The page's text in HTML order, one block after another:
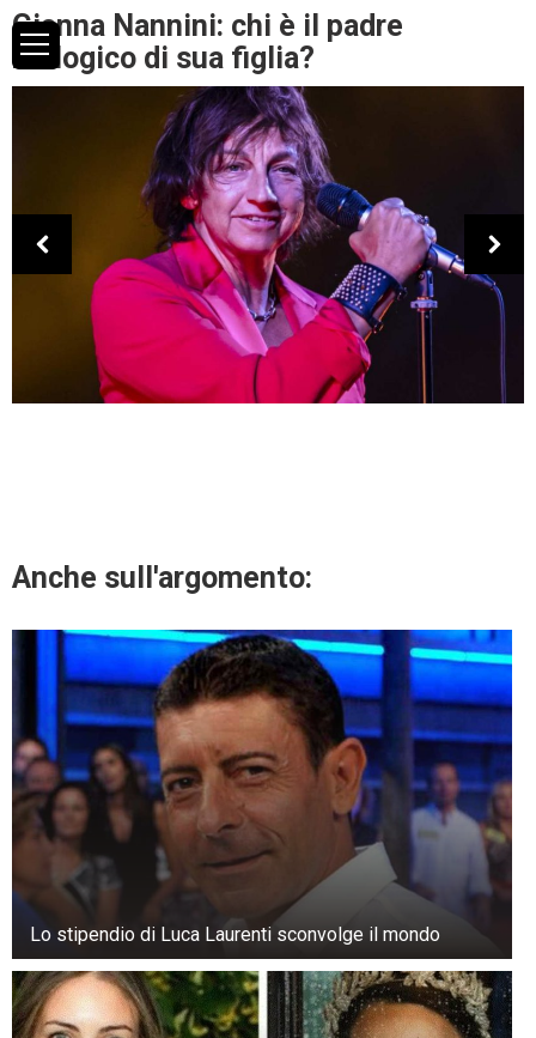
Gianna Nannini: chi è il padre
biologico di sua figlia?
Anche sull'argomento:
Lo stipendio di Luca Laurenti sconvolge il mondo